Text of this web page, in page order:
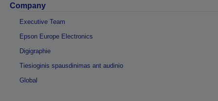
Company
Executive Team
Epson Europe Electronics
Digigraphie
Tiesioginis spausdinimas ant audinio
Global